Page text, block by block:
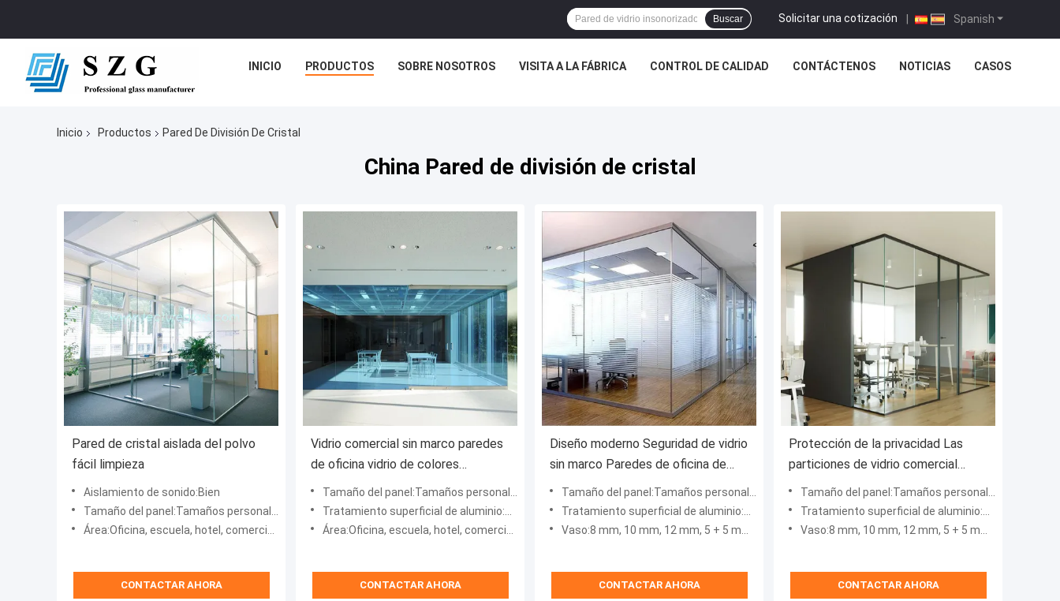
Spanish
Solicitar una cotización |
Buscar
INICIO PRODUCTOS SOBRE NOSOTROS VISITA A LA FÁBRICA CONTROL DE CALIDAD CONTÁCTENOS NOTICIAS CASOS
Inicio Productos Pared De División De Cristal
China Pared de división de cristal
Pared de cristal aislada del polvo
fácil limpieza
Aislamiento de sonido:Bien
Tamaño del panel:Tamaños personalizados
Área:Oficina, escuela, hotel, comercial, villa, hospital
CONTACTAR AHORA
Vidrio comercial sin marco paredes
de oficina vidrio de colores
personalizables
Tamaño del panel:Tamaños personalizados
Tratamiento superficial de aluminio:Revestimiento en polvo, pulverización de fluorocarburos
Área:Oficina, escuela, hotel, comercial, villa, hospital
CONTACTAR AHORA
Diseño moderno Seguridad de vidrio
sin marco Paredes de oficina de
vidrio laminado insonorizado
Tamaño del panel:Tamaños personalizados
Tratamiento superficial de aluminio:Revestimiento en polvo, pulverización de fluorocarburos
Vaso:8 mm, 10 mm, 12 mm, 5 + 5 mm, 6 + 6 mm
CONTACTAR AHORA
Protección de la privacidad Las
particiones de vidrio comercial
personalizables con diseño
moderno
Tamaño del panel:Tamaños personalizados
Tratamiento superficial de aluminio:Revestimiento en polvo, pulverización de fluorocarburos
Vaso:8 mm, 10 mm, 12 mm, 5 + 5 mm, 6 + 6 mm
CONTACTAR AHORA